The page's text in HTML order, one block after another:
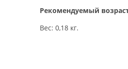
Рекомендуемый
Вес: 0,18 кг.